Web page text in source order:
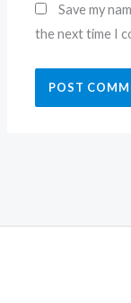
Save my
the next time I